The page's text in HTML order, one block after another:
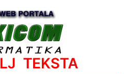
TEKSTA